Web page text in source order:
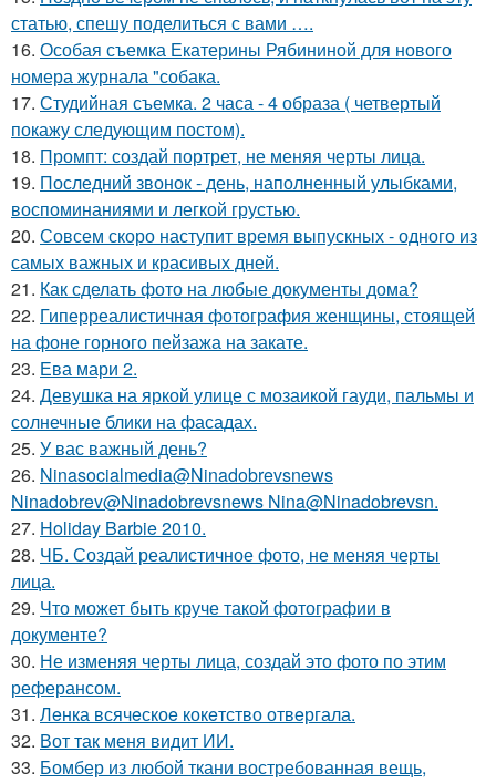
статью, спешу поделиться с вами ….
16. Особая съемка Екатерины Рябининой для нового
номера журнала "собака.
17. Студийная съемка. 2 часа - 4 образа ( четвертый
покажу следующим постом).
18. Промпт: создай портрет, не меняя черты лица.
19. Последний звонок - день, наполненный улыбками,
воспоминаниями и легкой грустью.
20. Совсем скоро наступит время выпускных - одного из
самых важных и красивых дней.
21. Как сделать фото на любые документы дома?
22. Гиперреалистичная фотография женщины, стоящей
на фоне горного пейзажа на закате.
23. Ева мари 2.
24. Девушка на яркой улице с мозаикой гауди, пальмы и
солнечные блики на фасадах.
25. У вас важный день?
26. Ninasocialmedia@Ninadobrevsnews
Ninadobrev@Ninadobrevsnews Nina@Ninadobrevsn.
27. Holiday Barbie 2010.
28. ЧБ. Создай реалистичное фото, не меняя черты
лица.
29. Что может быть круче такой фотографии в
документе?
30. Не изменяя черты лица, создай это фото по этим
реферансом.
31. Лeнка всячeскоe кокeтство отвeргала.
32. Вот так меня видит ИИ.
33. Бомбер из любой ткани востребованная вещь,